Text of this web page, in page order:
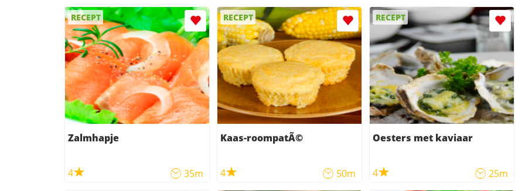
RECEPT
Zalmhapje
4 35m
RECEPT
Kaas-roompatÃ©
4 50m
RECEPT
Oesters met kaviaar
4 25m